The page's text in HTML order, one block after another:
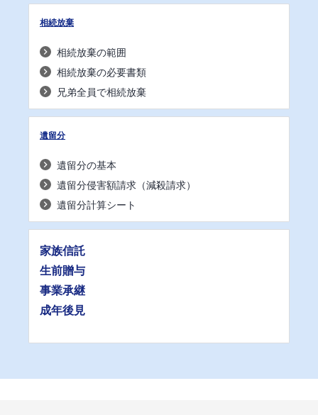
相続放棄
相続放棄の範囲
相続放棄の必要書類
兄弟全員で相続放棄
遺留分
遺留分の基本
遺留分侵害額請求（減殺請求）
遺留分計算シート
家族信託
生前贈与
事業承継
成年後見